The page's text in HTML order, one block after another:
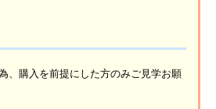
、購入を前提にした方のみご見学お願